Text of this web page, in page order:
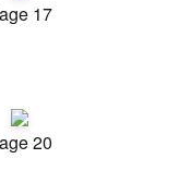
17
20